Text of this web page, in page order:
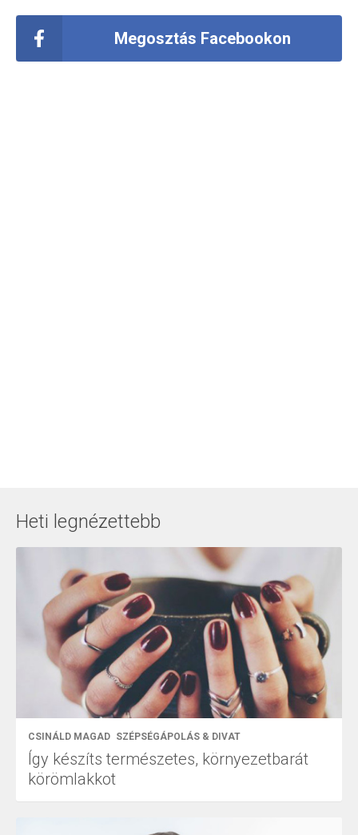
Megosztás Facebookon
Heti legnézettebb
CSINÁLD MAGAD SZÉPSÉGÁPOLÁS & DIVAT
Így készíts természetes, környezetbarát
körömlakkot